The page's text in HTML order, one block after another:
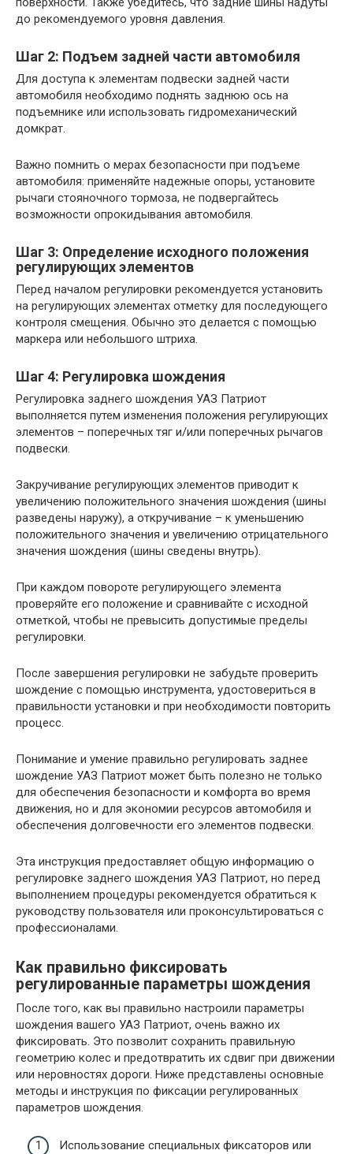
до рекомендуемого уровня давления.
Шаг 2: Подъем задней части автомобиля
Для доступа к элементам подвески задней части
автомобиля необходимо поднять заднюю ось на
подъемнике или использовать гидромеханический
домкрат.
Важно помнить о мерах безопасности при подъеме
автомобиля: применяйте надежные опоры, установите
рычаги стояночного тормоза, не подвергайтесь
возможности опрокидывания автомобиля.
Шаг 3: Определение исходного положения
регулирующих элементов
Перед началом регулировки рекомендуется установить
на регулирующих элементах отметку для последующего
контроля смещения. Обычно это делается с помощью
маркера или небольшого штриха.
Шаг 4: Регулировка шождения
Регулировка заднего шождения УАЗ Патриот
выполняется путем изменения положения регулирующих
элементов – поперечных тяг и/или поперечных рычагов
подвески.
Закручивание регулирующих элементов приводит к
увеличению положительного значения шождения (шины
разведены наружу), а откручивание – к уменьшению
положительного значения и увеличению отрицательного
значения шождения (шины сведены внутрь).
При каждом повороте регулирующего элемента
проверяйте его положение и сравнивайте с исходной
отметкой, чтобы не превысить допустимые пределы
регулировки.
После завершения регулировки не забудьте проверить
шождение с помощью инструмента, удостовериться в
правильности установки и при необходимости повторить
процесс.
Понимание и умение правильно регулировать заднее
шождение УАЗ Патриот может быть полезно не только
для обеспечения безопасности и комфорта во время
движения, но и для экономии ресурсов автомобиля и
обеспечения долговечности его элементов подвески.
Эта инструкция предоставляет общую информацию о
регулировке заднего шождения УАЗ Патриот, но перед
выполнением процедуры рекомендуется обратиться к
руководству пользователя или проконсультироваться с
профессионалами.
Как правильно фиксировать
регулированные параметры шождения
После того, как вы правильно настроили параметры
шождения вашего УАЗ Патриот, очень важно их
фиксировать. Это позволит сохранить правильную
геометрию колес и предотвратить их сдвиг при движении
или неровностях дороги. Ниже представлены основные
методы и инструкция по фиксации регулированных
параметров шождения.
Использование специальных фиксаторов или